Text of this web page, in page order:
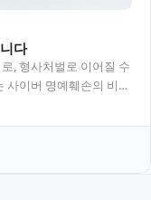
다
, 형사처벌로 이어질 수
사이버 명예훼손의 비중